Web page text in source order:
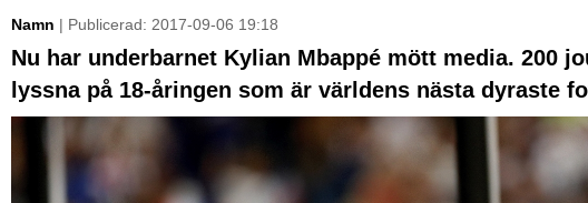
Namn | Publicerad: 2017-09-06 19:18
Nu har underbarnet Kylian Mbappé mött media. 200
lyssna på 18-åringen som är världens nästa dyraste